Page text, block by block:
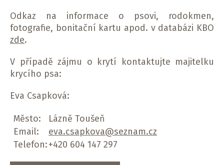
Odkaz na informace o psovi, rodokmen,
fotografie, bonitační kartu apod. v databázi KBO
zde.
V případě zájmu o krytí kontaktujte majitelku
krycího psa:
Eva Csapková:
Město:
Lázně Toušeň
Email:
eva.csapkova@seznam.cz
Telefon:+420 604 147 297